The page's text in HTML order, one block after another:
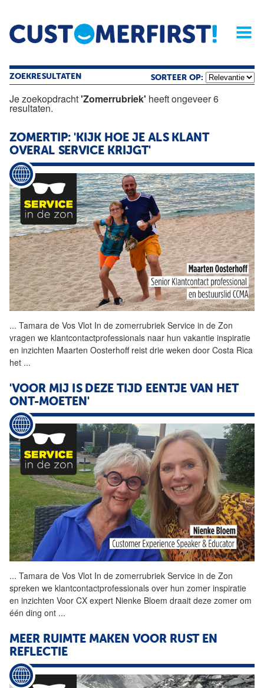
Home Opinie Archief
Magazine
ZOEKRESULTATEN SORTEER OP:
Je zoekopdracht'Zomerrubriek' heeft ongeveer 6
resultaten.
ZOMERTIP: 'KIJK HOE JE ALS KLANT
OVERAL SERVICE KRIJGT'
... Tamara de Vos Vlot In de zomerrubriek Service in de Zon
vragen we klantcontactprofessionals naar hun vakantie inspiratie
en inzichten Maarten Oosterhoff reist drie weken door Costa Rica
het ...
'VOOR MIJ IS DEZE TIJD EENTJE VAN HET
ONT-MOETEN'
... Tamara de Vos Vlot In de zomerrubriek Service in de Zon
spreken we klantcontactprofessionals over hun zomer inspiratie
en inzichten Voor CX expert Nienke Bloem draait deze zomer om
één ding ont ...
MEER RUIMTE MAKEN VOOR RUST EN
REFLECTIE